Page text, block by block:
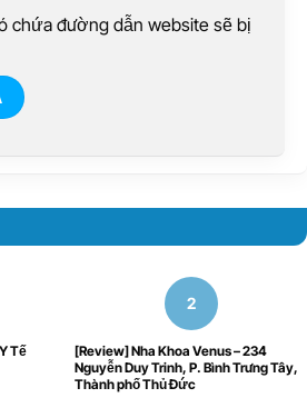
chứa đường dẫn website sẽ bị
Tế
[Review] Nha Khoa Venus – 234
Nguyễn Duy Trinh, P. Bình Trưng Tây,
Thành phố Thủ Đức